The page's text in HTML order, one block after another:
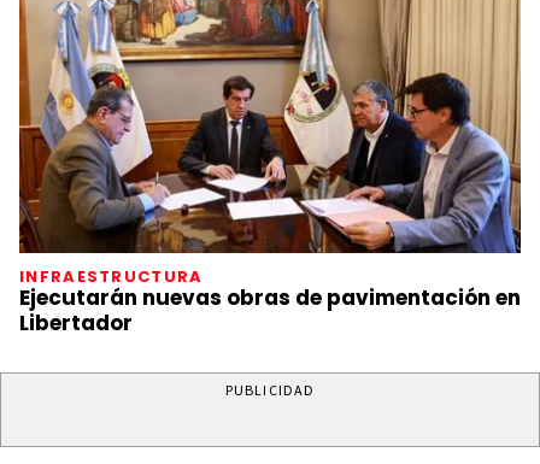
INFRAESTRUCTURA
Ejecutarán nuevas obras de pavimentación en
Libertador
PUBLICIDAD